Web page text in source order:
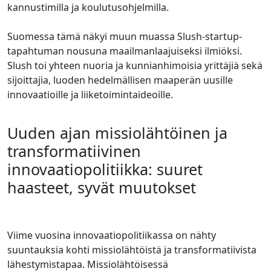
kannustimilla ja koulutusohjelmilla.
Suomessa tämä näkyi muun muassa Slush-startup-
tapahtuman nousuna maailmanlaajuiseksi ilmiöksi.
Slush toi yhteen nuoria ja kunnianhimoisia yrittäjiä sekä
sijoittajia, luoden hedelmällisen maaperän uusille
innovaatioille ja liiketoimintaideoille.
Uuden ajan missiolähtöinen ja
transformatiivinen
innovaatiopolitiikka: suuret
haasteet, syvät muutokset
Viime vuosina innovaatiopolitiikassa on nähty
suuntauksia kohti missiolähtöistä ja transformatiivista
lähestymistapaa. Missiolähtöisessä